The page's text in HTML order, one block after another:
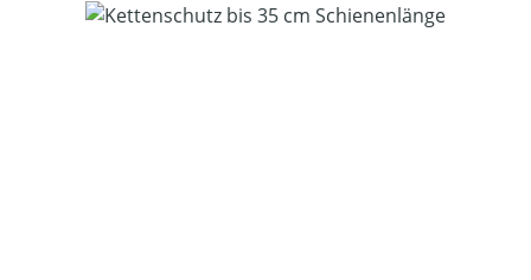
Bildergalerie überspringen